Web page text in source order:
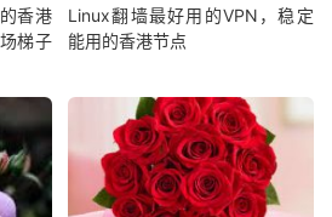
香港
梯子
Linux翻墙最好用的VPN，稳定
能用的香港节点